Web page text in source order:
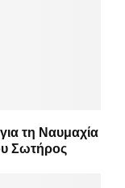
τη Ναυμαχία
Σωτήρος